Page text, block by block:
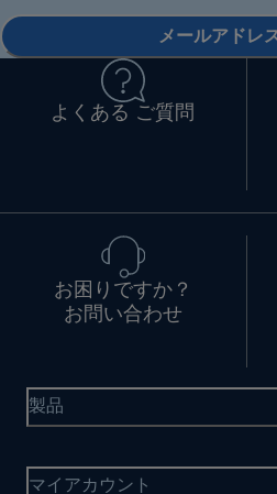
メールアドレ
よくある ご質問
お困りですか？
お問い合わせ
製品
マイアカウント